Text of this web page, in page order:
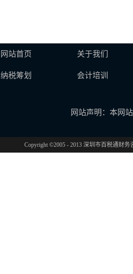
网站首页 关于我们
纳税筹划 会计培训
网站声明：本网
Copyright ©2005 - 2013 深圳市百税通财务